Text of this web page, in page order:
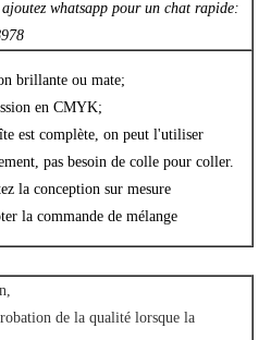
whatsapp pour un chat rapide:
brillante ou mate;
en CMYK;
est complète, on peut l'utiliser
pas besoin de colle pour coller.
la conception sur mesure
la commande de mélange
de la qualité lorsque la